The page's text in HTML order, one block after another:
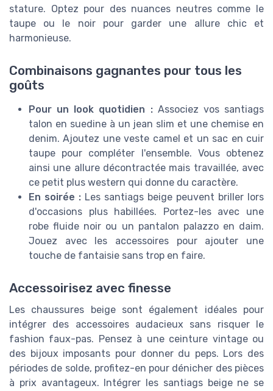
stature. Optez pour des nuances neutres comme le
taupe ou le noir pour garder une allure chic et
harmonieuse.
Combinaisons gagnantes pour tous les
goûts
Pour un look quotidien :Associez vos santiags
talon en suedine à un jean slim et une chemise en
denim. Ajoutez une veste camel et un sac en cuir
taupe pour compléter l'ensemble. Vous obtenez
ainsi une allure décontractée mais travaillée, avec
ce petit plus western qui donne du caractère.
En soirée : Les santiags beige peuvent briller lors
d'occasions plus habillées. Portez-les avec une
robe fluide noir ou un pantalon palazzo en daim.
Jouez avec les accessoires pour ajouter une
touche de fantaisie sans trop en faire.
Accessoirisez avec finesse
Les chaussures beige sont également idéales pour
intégrer des accessoires audacieux sans risquer le
fashion faux-pas. Pensez à une ceinture vintage ou
des bijoux imposants pour donner du peps. Lors des
périodes de solde, profitez-en pour dénicher des pièces
à prix avantageux. Intégrer les santiags beige ne se